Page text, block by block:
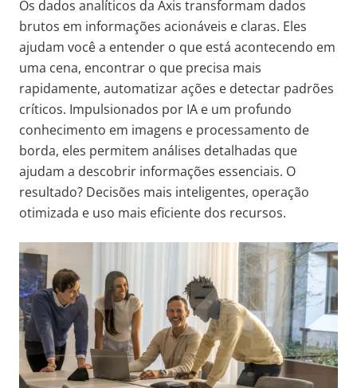
Os dados analíticos da Axis transformam dados
brutos em informações acionáveis e claras. Eles
ajudam você a entender o que está acontecendo em
uma cena, encontrar o que precisa mais
rapidamente, automatizar ações e detectar padrões
críticos. Impulsionados por IA e um profundo
conhecimento em imagens e processamento de
borda, eles permitem análises detalhadas que
ajudam a descobrir informações essenciais. O
resultado? Decisões mais inteligentes, operação
otimizada e uso mais eficiente dos recursos.